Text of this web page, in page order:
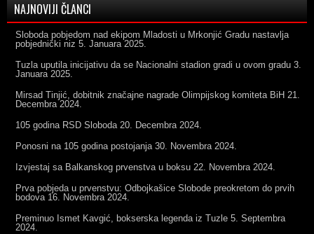
NAJNOVIJI ČLANCI
Sloboda pobjedom nad ekipom Mladosti u Mrkonjić Gradu nastavlja
pobjednički niz 5. Januara 2025.
Tuzla uputila inicijativu da se Nacionalni stadion gradi u ovom gradu 3.
Januara 2025.
Mirsad Tinjić, dobitnik značajne nagrade Olimpijskog komiteta BiH 21.
Decembra 2024.
105 godina RSD Sloboda 20. Decembra 2024.
Ponosni na 105 godina postojanja 30. Novembra 2024.
Izvjestaj sa Balkanskog prvenstva u boksu 22. Novembra 2024.
Prva pobjeda u prvenstvu: Odbojkašice Slobode preokretom do prvih
bodova 16. Novembra 2024.
Preminuo Ismet Kavgić, bokserska legenda iz Tuzle 5. Septembra
2024.